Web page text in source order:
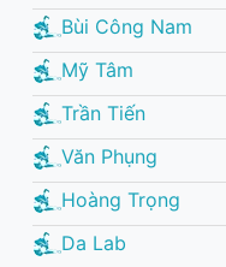
Bùi Công Nam
Mỹ Tâm
Trần Tiến
Văn Phụng
Hoàng Trọng
Da Lab